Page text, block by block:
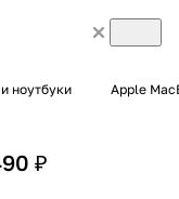
ноутбуки Apple
₽